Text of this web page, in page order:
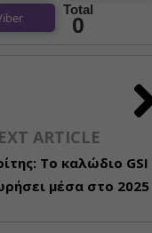
Total
0
ARTICLE
Το καλώδιο GSI
μέσα στο 2025